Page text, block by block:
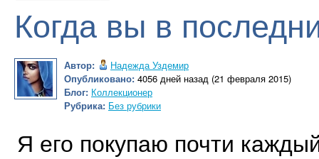
Когда вы в
Автор:
Надежда Уздемир
Опубликовано: 4056 дней назад (21 февраля 2015)
Блог: Коллекционер
Рубрика: Без рубрики
Я его покупаю почти